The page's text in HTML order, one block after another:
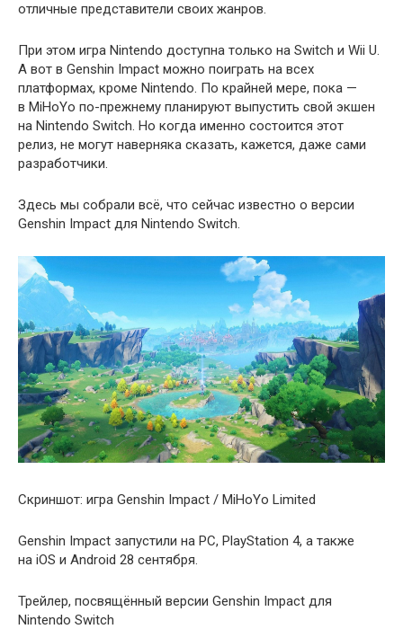
отличные представители своих жанров.
При этом игра Nintendo доступна только на Switch и Wii U.
А вот в Genshin Impact можно поиграть на всех
платформах, кроме Nintendo. По крайней мере, пока —
в MiHoYo по-прежнему планируют выпустить свой экшен
на Nintendo Switch. Но когда именно состоится этот
релиз, не могут наверняка сказать, кажется, даже сами
разработчики.
Здесь мы собрали всё, что сейчас известно о версии
Genshin Impact для Nintendo Switch.
Скриншот: игра Genshin Impact / MiHoYo Limited
Genshin Impact запустили на PC, PlayStation 4, а также
на iOS и Android 28 сентября.
Трейлер, посвящённый версии Genshin Impact для
Nintendo Switch